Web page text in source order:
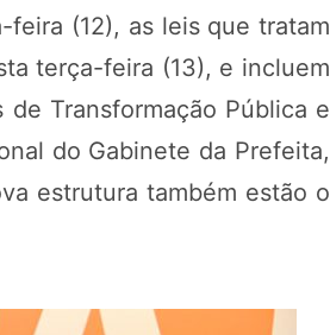
(12), as leis que tratam
terça-feira (13), e incluem
Transformação Pública e
do Gabinete da Prefeita,
estrutura também estão o